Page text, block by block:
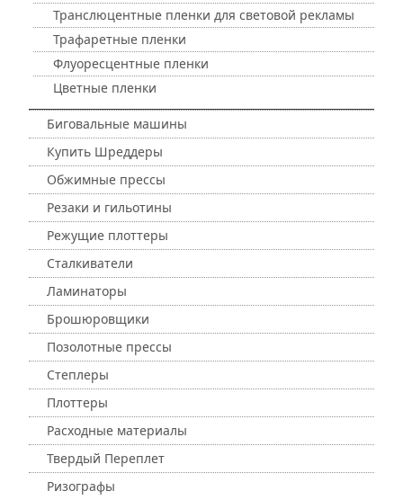
Транслюцентные пленки для световой рекламы
Трафаретные пленки
Флуоресцентные пленки
Цветные пленки
Биговальные машины
Купить Шреддеры
Обжимные прессы
Резаки и гильотины
Режущие плоттеры
Сталкиватели
Ламинаторы
Брошюровщики
Позолотные прессы
Степлеры
Плоттеры
Расходные материалы
Твердый Переплет
Ризографы